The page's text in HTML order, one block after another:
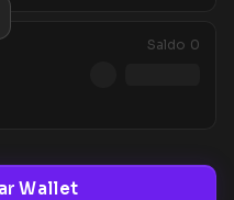
Saldo 0
Wallet